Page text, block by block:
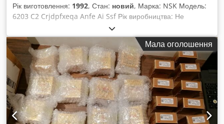
Рік виготовлення: 1992, Стан: новий, Марка: NSK Модель:
6203 C2 Crjdpfxeqa Anfe Ai Ssf Рік виробництва: Не
використовувався Вага (кг) приблизно: 12460 брутто / 11880
нетто Кількість на складі: приблизно 170 280 штук
Виробництво: Японія Коментарі: однорядний радіальний
шарикопідшипник з глибоким канавкою, упаковка по 360
штук у коробці Умови продажу: зв'яжіться з нами для
уточнення мінімальної кількості
Мала оголошення